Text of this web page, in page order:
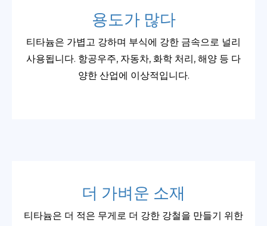
용도가 많다
티타늄은 가볍고 강하며 부식에 강한 금속으로 널리
사용됩니다. 항공우주, 자동차, 화학 처리, 해양 등 다
양한 산업에 이상적입니다.
더 가벼운 소재
티타늄은 더 적은 무게로 더 강한 강철을 만들기 위한